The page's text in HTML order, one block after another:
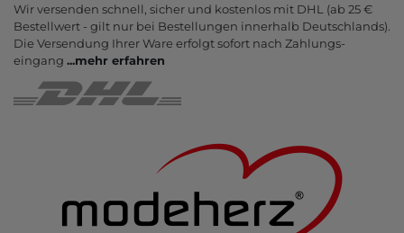
Wir versenden schnell, sicher und kostenlos mit DHL (ab 25 €
Bestell­wert - gilt nur bei Bestel­lungen inner­halb Deutsch­lands).
Die Ver­sendung Ihrer Ware er­folgt sofort nach Zahlungs­
eingang ...mehr erfahren